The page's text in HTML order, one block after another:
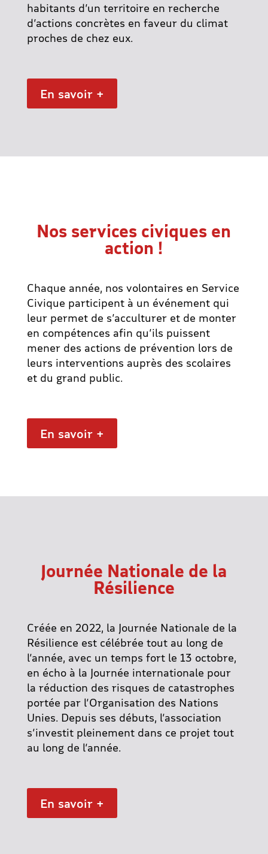
habitants d’un territoire en recherche
d’actions concrètes en faveur du climat
proches de chez eux.
En savoir +
Nos services civiques en
action !
Chaque année, nos volontaires en Service
Civique participent à un événement qui
leur permet de s’acculturer et de monter
en compétences afin qu’ils puissent
mener des actions de prévention lors de
leurs interventions auprès des scolaires
et du grand public.
En savoir +
Journée Nationale de la
Résilience
Créée en 2022, la Journée Nationale de la
Résilience est célébrée tout au long de
l’année, avec un temps fort le 13 octobre,
en écho à la Journée internationale pour
la réduction des risques de catastrophes
portée par l’Organisation des Nations
Unies. Depuis ses débuts, l’association
s’investit pleinement dans ce projet tout
au long de l’année.
En savoir +